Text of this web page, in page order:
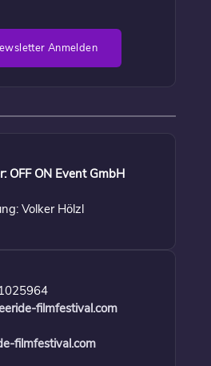
Anmelden
OFF ON Event GmbH
Volker Hölzl
filmfestival.com
filmfestival.com